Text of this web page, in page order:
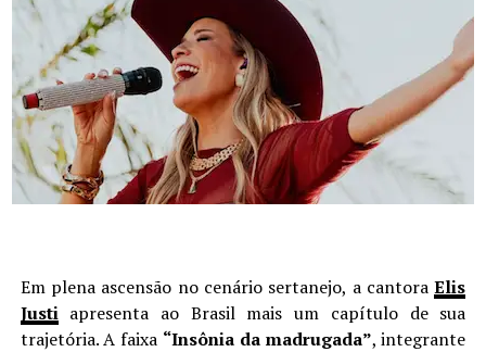
Em plena ascensão no cenário sertanejo, a cantoraElis
Justiapresenta ao Brasil mais um capítulo de sua
trajetória. A faixa “Insônia da madrugada”, integrante